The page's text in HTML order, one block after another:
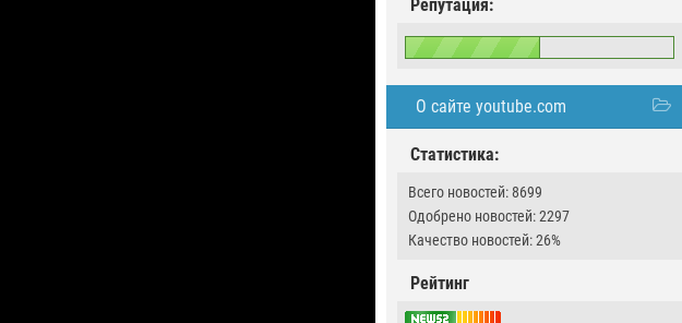
Репутация:
О сайте youtube.com
Статистика:
Всего новостей: 8699
Одобрено новостей: 2297
Качество новостей: 26%
Рейтинг